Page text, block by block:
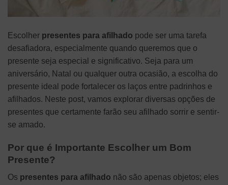
Escolher presentes para afilhado pode ser uma tarefa
desafiadora, especialmente quando queremos que o
presente seja especial e significativo. Seja para um
aniversário, Natal ou qualquer outra ocasião, a escolha do
presente ideal pode fortalecer os laços entre padrinhos e
afilhados. Neste post, vamos explorar diversas opções de
presentes que certamente farão seu afilhado sorrir e sentir-
se amado.
Por que é Importante Escolher um Bom
Presente?
Os presentes para afilhado não são apenas objetos; eles